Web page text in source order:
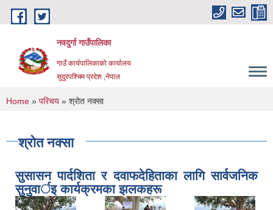
Skip to main content
नवदुर्गा गाउँपालिका
गाउँ कार्यपालिकाको कार्यालय
सुदुरपश्चिम प्रदेश ,नेपाल
You are here
Home » परिचय » श्रोत नक्सा
श्रोत नक्सा
सुसासन पार्दशिता र दवाफदेहिताका लागि सार्वजनिक
सुनुवार्इ कार्यक्रमका झलकहरू